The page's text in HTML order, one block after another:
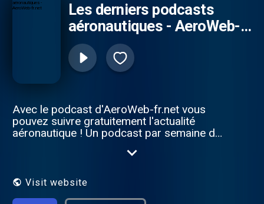
Les derniers podcasts
aéronautiques - AeroWeb-
fr.net
Avec le podcast d'AeroWeb-fr.net vous
pouvez suivre gratuitement l'actualité
aéronautique ! Un podcast par semaine de
Visit website